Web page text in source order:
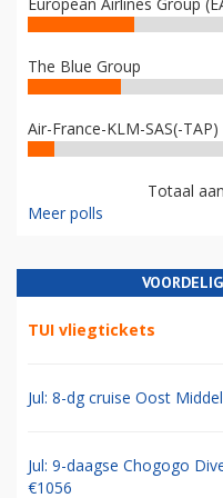
The Blue Group
Air-France-KLM-SAS(-TAP)
Totaal
Meer polls
TUI vliegtickets
Jul: 8-dg cruise Oost
Jul: 9-daagse Chogogo
€1056